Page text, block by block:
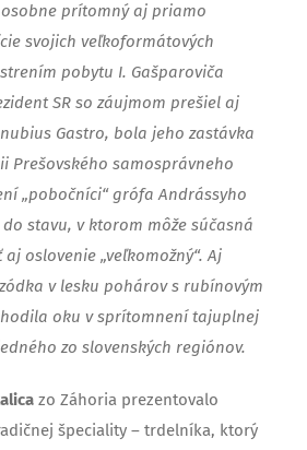
prítomný aj priamo
svojich veľkoformátových
pobytu I. Gašparoviča
SR so záujmom prešiel aj
Gastro, bola jeho zastávka
Prešovského samosprávneho
„pobočníci“ grófa Andrássyho
stavu, v ktorom môže súčasná
oslovenie „veľkomožný“. Aj
v lesku pohárov s rubínovým
oku v sprítomnení tajuplnej
zo slovenských regiónov.
zo Záhoria prezentovalo
špeciality – trdelníka, ktorý